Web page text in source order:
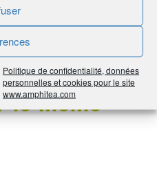
Politique de confidentialité, données
personnelles et cookies pour le site
www.amphitea.com
le même